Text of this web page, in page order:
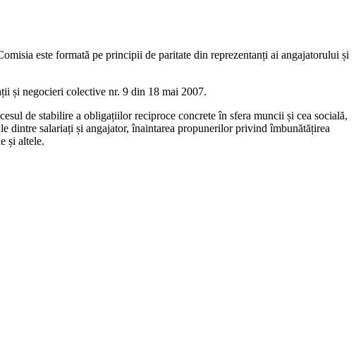
este formată pe principii de paritate din reprezentanți ai an­gajatorului și
și negocieri colective nr. 9 din 18 mai 2007.
de stabilire a obligațiilor reciproce concrete în sfera muncii și cea socială,
dintre salariați și angajator, înaintarea propunerilor pri­vind îmbunătățirea
și altele.